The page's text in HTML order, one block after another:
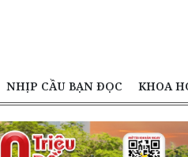
NHỊP CẦU BẠN ĐỌC KHOA